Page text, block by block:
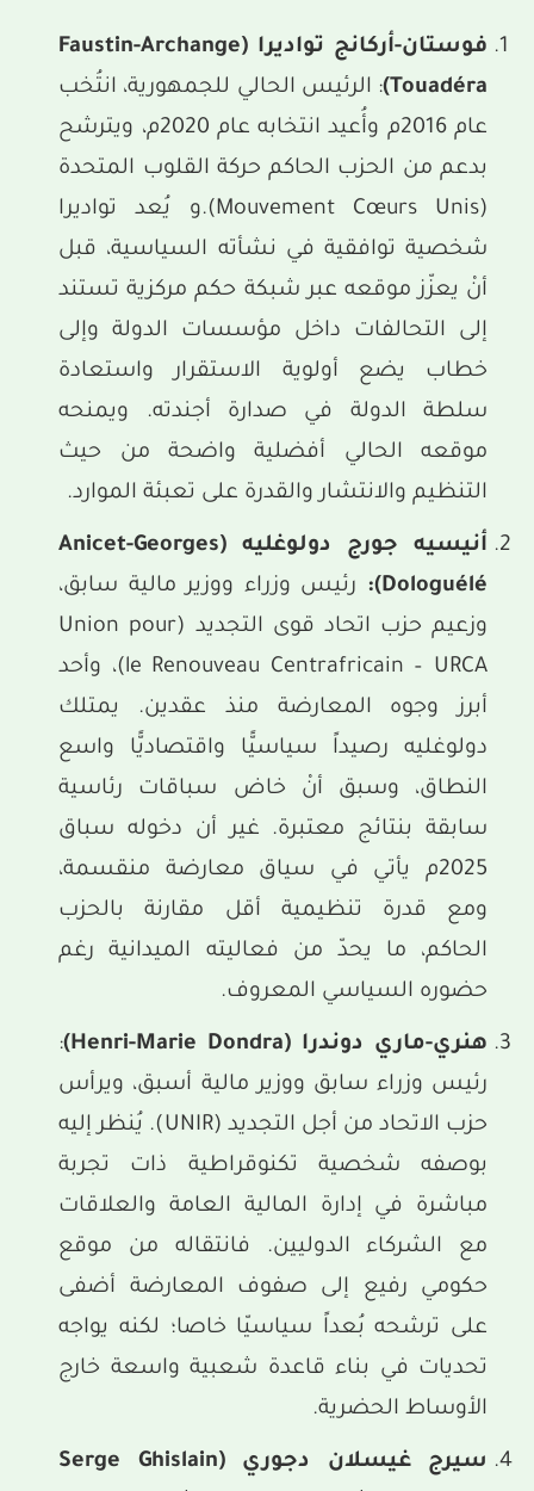
فوستان-أركانج تواديرا
(Faustin-Archange
Touadéra) : الرئيس الحالي للجمهورية، انتُخب
عام 2016م وأُعيد انتخابه عام 2020م، ويترشح
بدعم من الحزب الحاكم حركة القلوب المتحدة
(Mouvement Cœurs Unis).و يُعد تواديرا
شخصية توافقية في نشأته السياسية، قبل
أنْ يعزّز موقعه عبر شبكة حكم مركزية تستند
إلى التحالفات داخل مؤسسات الدولة وإلى
خطاب يضع أولوية الاستقرار واستعادة
سلطة الدولة في صدارة أجندته. ويمنحه
موقعه الحالي أفضلية واضحة من حيث
التنظيم والانتشار والقدرة على تعبئة الموارد.
أنيسيه جورج دولوغليه (Anicet-Georges
Dologuélé
): رئيس وزراء ووزير مالية سابق،
وزعيم حزب اتحاد قوى التجديد (Union pour
le Renouveau Centrafricain – URCA)، وأحد
أبرز وجوه المعارضة منذ عقدين. يمتلك
دولوغليه رصيداً سياسيًّا واقتصاديًّا واسع
النطاق، وسبق أنْ خاض سباقات رئاسية
سابقة بنتائج معتبرة. غير أن دخوله سباق
2025م يأتي في سياق معارضة منقسمة،
ومع قدرة تنظيمية أقل مقارنة بالحزب
الحاكم، ما يحدّ من فعاليته الميدانية رغم
حضوره السياسي المعروف.
هنري-ماري دوندرا (Henri-Marie Dondra)
:
رئيس وزراء سابق ووزير مالية أسبق، ويرأس
حزب الاتحاد من أجل التجديد (UNIR). يُنظر إليه
بوصفه شخصية تكنوقراطية ذات تجربة
مباشرة في إدارة المالية العامة والعلاقات
مع الشركاء الدوليين. فانتقاله من موقع
حكومي رفيع إلى صفوف المعارضة أضفى
على ترشحه بُعداً سياسيّا خاصا؛ لكنه يواجه
تحديات في بناء قاعدة شعبية واسعة خارج
الأوساط الحضرية.
سيرج غيسلان دجوري
(Serge Ghislain